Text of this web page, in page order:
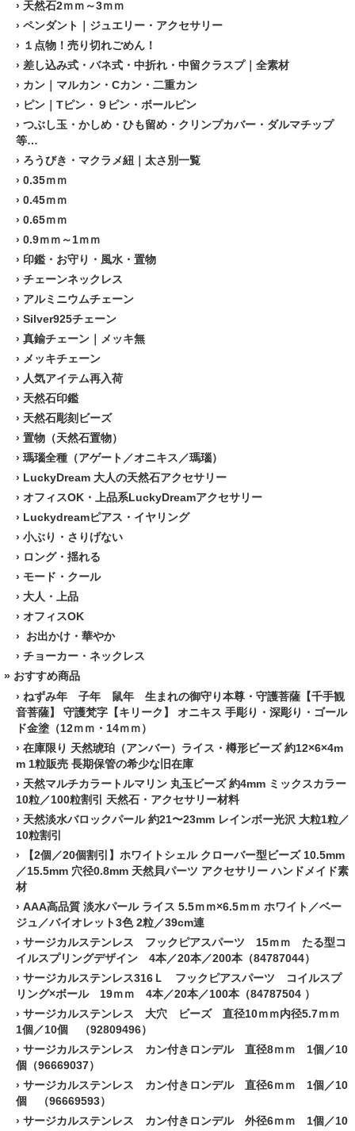
› 天然石2ｍｍ～3ｍｍ
› ペンダント｜ジュエリー・アクセサリー
› １点物！売り切れごめん！
› 差し込み式・バネ式・中折れ・中留クラスプ｜全素材
› カン｜マルカン・Cカン・二重カン
› ピン｜Tピン・９ピン・ボールピン
› つぶし玉・かしめ・ひも留め・クリンプカバー・ダルマチップ
等…
› ろうびき・マクラメ紐｜太さ別一覧
› 0.35ｍｍ
› 0.45ｍｍ
› 0.65ｍｍ
› 0.9ｍｍ～1ｍｍ
› 印鑑・お守り・風水・置物
› チェーンネックレス
› アルミニウムチェーン
› Silver925チェーン
› 真鍮チェーン｜メッキ無
› メッキチェーン
› 人気アイテム再入荷
› 天然石印鑑
› 天然石彫刻ビーズ
› 置物（天然石置物）
› 瑪瑙全種（アゲート／オニキス／瑪瑙）
› LuckyDream 大人の天然石アクセサリー
› オフィスOK・上品系LuckyDreamアクセサリー
› Luckydreamピアス・イヤリング
› 小ぶり・さりげない
› ロング・揺れる
› モード・クール
› 大人・上品
› オフィスOK
›
お出かけ・華やか
› チョーカー・ネックレス
» おすすめ商品
› ねずみ年 子年 鼠年 生まれの御守り本尊・守護菩薩【千手観
音菩薩】 守護梵字【キリーク】 オニキス 手彫り・深彫り・ゴール
ド金塗（12ｍｍ・14ｍｍ）
› 在庫限り 天然琥珀（アンバー）ライス・樽形ビーズ 約12×6×4m
m 1粒販売 長期保管の希少な旧在庫
› 天然マルチカラートルマリン 丸玉ビーズ 約4mm ミックスカラー
10粒／100粒割引 天然石・アクセサリー材料
› 天然淡水バロックパール 約21〜23mm レインボー光沢 大粒1粒／
10粒割引
›
【2個／20個割引】ホワイトシェル クローバー型ビーズ 10.5mm
／15.5mm 穴径0.8mm 天然貝パーツ アクセサリー ハンドメイド素
材
› AAA高品質 淡水パール ライス 5.5ｍｍ×6.5ｍｍ ホワイト／ベー
ジュ／バイオレット3色 2粒／39cm連
› サージカルステンレス フックピアスパーツ 15ｍｍ たる型コ
イルスプリングデザイン 4本／20本／200本（84787044）
› サージカルステンレス316Ｌ フックピアスパーツ コイルスプ
リング×ボール 19ｍｍ 4本／20本／100本（84787504 ）
› サージカルステンレス 大穴 ビーズ 直径10ｍｍ内径5.7ｍｍ
1個／10個 （92809496）
› サージカルステンレス カン付きロンデル 直径8ｍｍ 1個／10
個（96669037）
› サージカルステンレス カン付きロンデル 直径6ｍｍ 1個／10
個 （96669593）
› サージカルステンレス カン付きロンデル 外径6ｍｍ 1個／10